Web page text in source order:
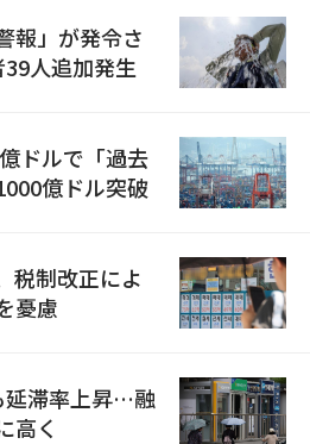
報」が発令さ
人追加発生
ドルで「過去
億ドル突破
税制改正によ
憂慮
延滞率上昇…融
高く